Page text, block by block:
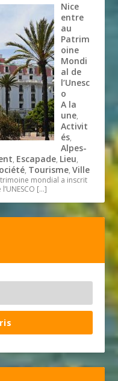
Nice
entre
au
Patrim
oine
Mondi
al de
l’Unesc
o
A la
une,
Activit
és,
Alpes-
, Escapade, Lieu,
, Tourisme,Ville
mondial a inscrit
[…]